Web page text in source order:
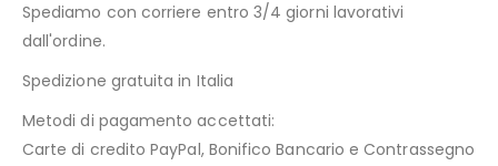
Spediamo con corriere entro 3/4 giorni lavorativi
dall'ordine.
Spedizione gratuita in Italia
Metodi di pagamento accettati:
Carte di credito PayPal, Bonifico Bancario e Contrassegno